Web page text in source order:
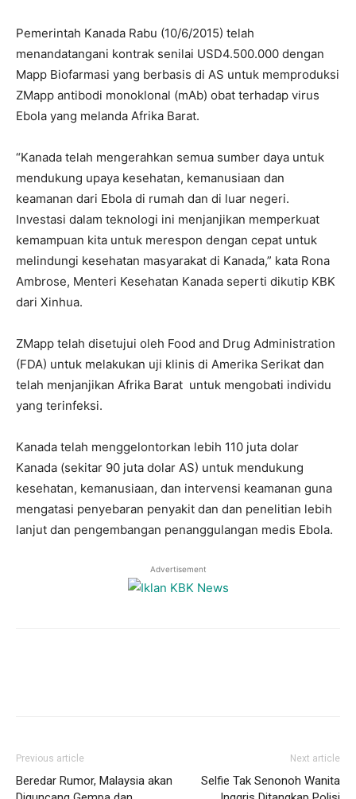
Pemerintah Kanada Rabu (10/6/2015) telah
menandatangani kontrak senilai USD4.500.000 dengan
Mapp Biofarmasi yang berbasis di AS untuk memproduksi
ZMapp antibodi monoklonal (mAb) obat terhadap virus
Ebola yang melanda Afrika Barat.
“Kanada telah mengerahkan semua sumber daya untuk
mendukung upaya kesehatan, kemanusiaan dan
keamanan dari Ebola di rumah dan di luar negeri.
Investasi dalam teknologi ini menjanjikan memperkuat
kemampuan kita untuk merespon dengan cepat untuk
melindungi kesehatan masyarakat di Kanada,” kata Rona
Ambrose, Menteri Kesehatan Kanada seperti dikutip KBK
dari Xinhua.
ZMapp telah disetujui oleh Food and Drug Administration
(FDA) untuk melakukan uji klinis di Amerika Serikat dan
telah menjanjikan Afrika Barat untuk mengobati individu
yang terinfeksi.
Kanada telah menggelontorkan lebih 110 juta dolar
Kanada (sekitar 90 juta dolar AS) untuk mendukung
kesehatan, kemanusiaan, dan intervensi keamanan guna
mengatasi penyebaran penyakit dan dan penelitian lebih
lanjut dan pengembangan penanggulangan medis Ebola.
Advertisement
Previous article
Beredar Rumor, Malaysia akan
Next article
Selfie Tak Senonoh Wanita